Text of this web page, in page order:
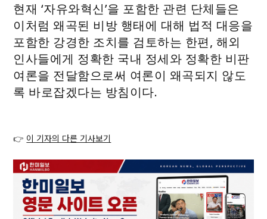
현재 ‘자유와혁신’을 포함한 관련 단체들은
이처럼 왜곡된 비방 행태에 대해 법적 대응을
포함한 강경한 조치를 검토하는 한편, 해외
인사들에게 정확한 국내 정세와 정확한 비판
여론을 전달함으로써 여론이 왜곡되지 않도
록 바로잡겠다는 방침이다.
👉 이 기자의 다른 기사보기